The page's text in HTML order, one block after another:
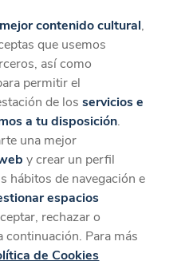
desde la App
Descargar
Ilyich
'
contenido cultural,
que usemos
así como
permitir el
de losservicios e
a tu disposición.
una mejor
y crear un perfil
hábitos de navegación e
espacios
rechazar o
Para más
de Cookies